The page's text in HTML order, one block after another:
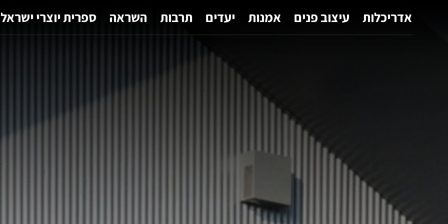
אדריכלות עיצוב פנים אמנות יעדים תרבות השראה ספרית יוצרי ישראל